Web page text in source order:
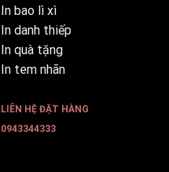
In bao lì xì
In danh thiếp
In quà tặng
In tem nhãn
LIÊN HỆ ĐẶT HÀNG
0943344333